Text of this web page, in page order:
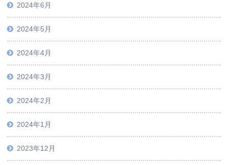
2024年6月
2024年5月
2024年4月
2024年3月
2024年2月
2024年1月
2023年12月